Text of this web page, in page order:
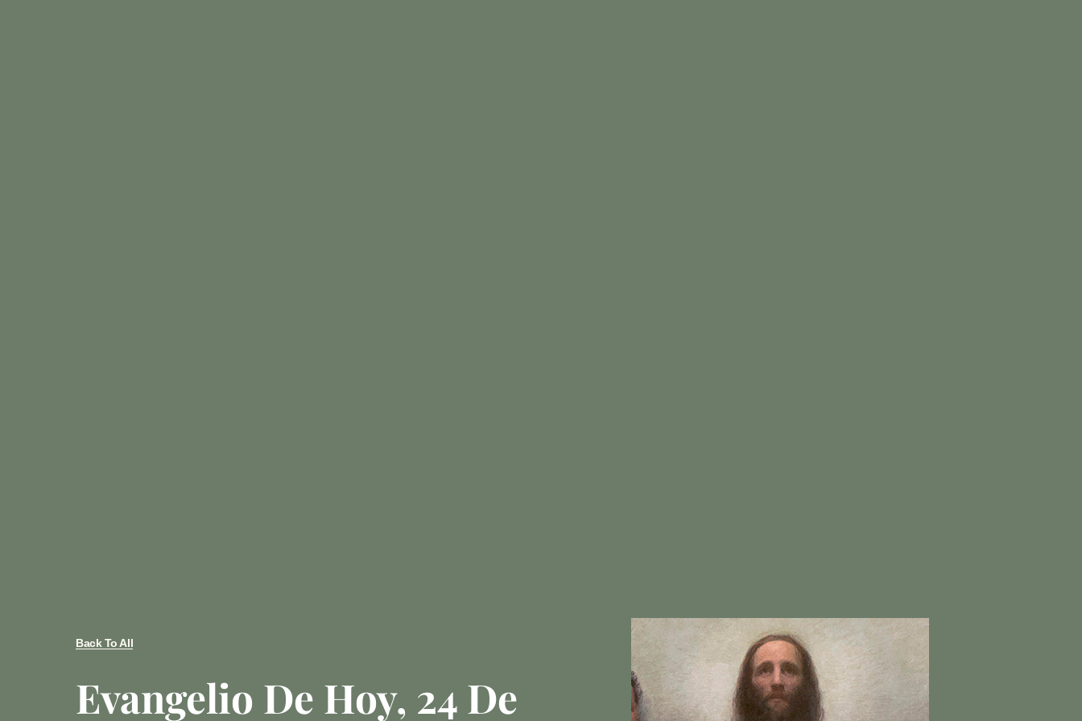
Back To All
Evangelio De Hoy, 24 De